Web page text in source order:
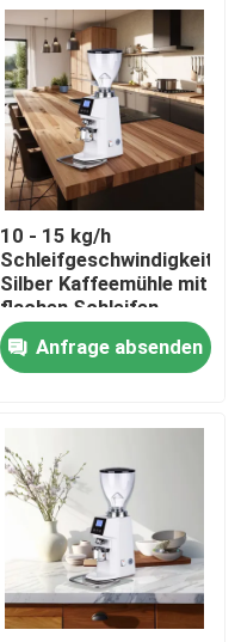
10 - 15 kg/h
Schleifgeschwindigkeit
Silber Kaffeemühle mit
flachen Schleifen
Anfrage absenden